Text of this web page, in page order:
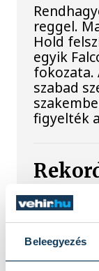
Beleegyezés
reggel.
Hold
egyik
fokozata.
szabad
figyelték